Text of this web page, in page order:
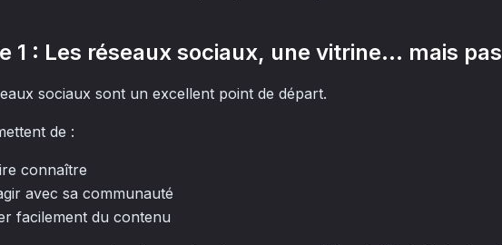
1 : Les réseaux sociaux, une vitrine… mais
sociaux sont un excellent point de départ.
de :
connaître
avec sa communauté
facilement du contenu